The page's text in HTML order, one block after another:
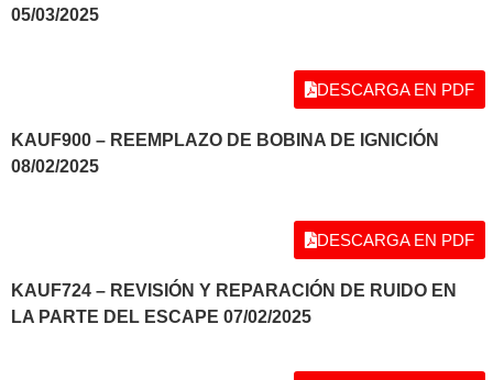
05/03/2025
DESCARGA EN PDF
KAUF900 – REEMPLAZO DE BOBINA DE IGNICIÓN
08/02/2025
DESCARGA EN PDF
KAUF724 – REVISIÓN Y REPARACIÓN DE RUIDO EN
LA PARTE DEL ESCAPE 07/02/2025